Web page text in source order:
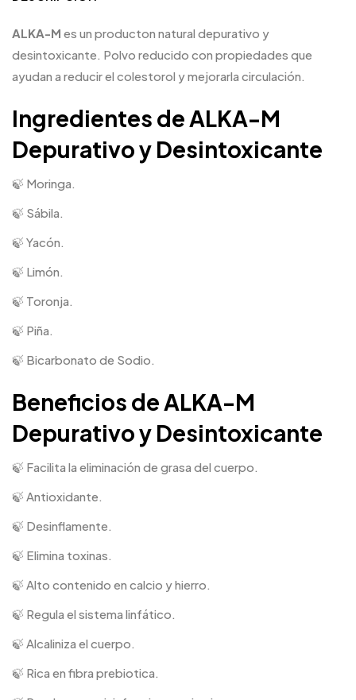
ALKA-M es un producton natural depurativo y
desintoxicante. Polvo reducido con propiedades que
ayudan a reducir el colestorol y mejorarla circulación.
Ingredientes de ALKA-M
Depurativo y Desintoxicante
🍃 Moringa.
🍃 Sábila.
🍃 Yacón.
🍃 Limón.
🍃 Toronja.
🍃 Piña.
🍃 Bicarbonato de Sodio.
Beneficios de ALKA-M
Depurativo y Desintoxicante
🍃 Facilita la eliminación de grasa del cuerpo.
🍃 Antioxidante.
🍃 Desinflamente.
🍃 Elimina toxinas.
🍃 Alto contenido en calcio y hierro.
🍃 Regula el sistema linfático.
🍃 Alcaliniza el cuerpo.
🍃 Rica en fibra prebiotica.